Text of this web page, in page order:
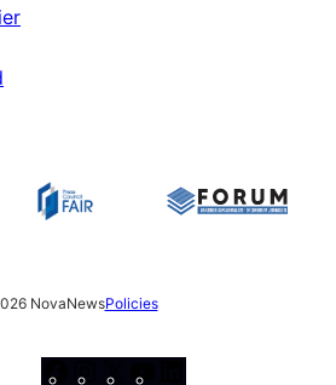
NovaNewsPolicies
Facebook
Instagram
X